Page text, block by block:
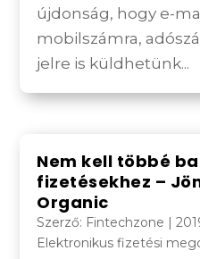
újdonság, hogy e-
mobilszámra,
jelre is küldhetünk...
Nem kell többé
fizetésekhez –
Organic
Szerző: Fintechzone |
Elektronikus fizetési